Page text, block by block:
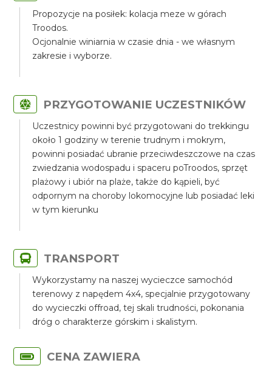
Propozycje na posiłek: kolacja meze w górach
Troodos.
Ocjonalnie winiarnia w czasie dnia - we własnym
zakresie i wyborze.
PRZYGOTOWANIE UCZESTNIKÓW
Uczestnicy powinni być przygotowani do trekkingu
około 1 godziny w terenie trudnym i mokrym,
powinni posiadać ubranie przeciwdeszczowe na czas
zwiedzania wodospadu i spaceru poTroodos, sprzęt
plażowy i ubiór na plaże, także do kąpieli, być
odpornym na choroby lokomocyjne lub posiadać leki
w tym kierunku
TRANSPORT
Wykorzystamy na naszej wycieczce samochód
terenowy z napędem 4x4, specjalnie przygotowany
do wycieczki offroad, tej skali trudności, pokonania
dróg o charakterze górskim i skalistym.
CENA ZAWIERA